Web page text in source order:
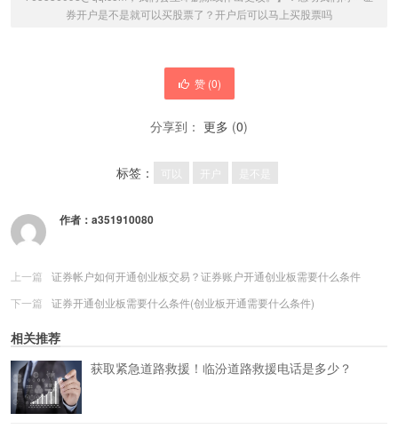
券开户是不是就可以买股票了？开户后可以马上买股票吗
赞 (0)
分享到： 更多 (0)
标签： 可以 开户 是不是
作者： a351910080
上一篇
证券帐户如何开通创业板交易？证券账户开通创业板需要什么条件
下一篇
证券开通创业板需要什么条件(创业板开通需要什么条件)
相关推荐
获取紧急道路救援！临汾道路救援电话是多少？